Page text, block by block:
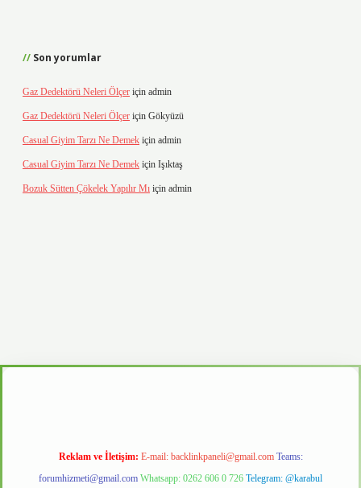
Son yorumlar
Gaz Dedektörü Neleri Ölçer için admin
Gaz Dedektörü Neleri Ölçer için Gökyüzü
Casual Giyim Tarzı Ne Demek için admin
Casual Giyim Tarzı Ne Demek için Işıktaş
Bozuk Sütten Çökelek Yapılır Mı için admin
Reklam ve İletişim: E-mail: backlinkpaneli@gmail.com Teams:
forumhizmeti@gmail.com Whatsapp: 0262 606 0 726 Telegram: @karabul